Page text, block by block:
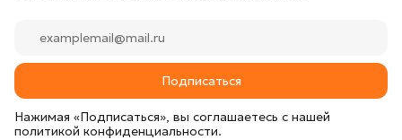
Подписаться
Нажимая «Подписаться», вы соглашаетесь с нашей
политикой конфиденциальности.